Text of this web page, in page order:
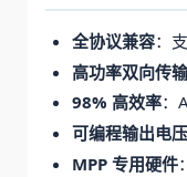
全协议兼容：
高功率双向传输
98% 高效率：
可编程输出电压
MPP 专用硬件